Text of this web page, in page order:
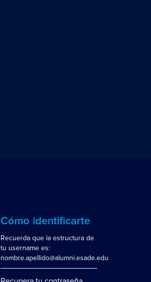
Cómo identificarte
Recuerda que la estructura de
tu username es:
nombre.apellido@alumni.esade.edu